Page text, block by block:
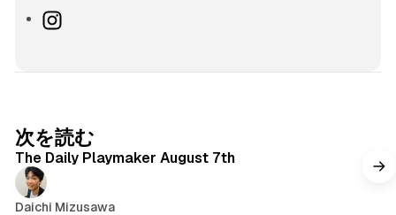
I
g
r
a
次を読む
The Daily Playmaker August 7th
Daichi Mizusawa